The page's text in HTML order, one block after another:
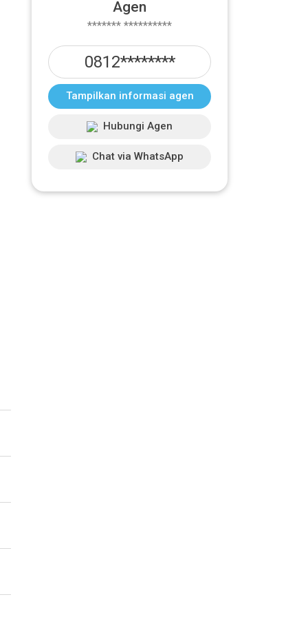
Agen
******* **********
0812********
Tampilkan informasi agen
Hubungi Agen
Chat via WhatsApp